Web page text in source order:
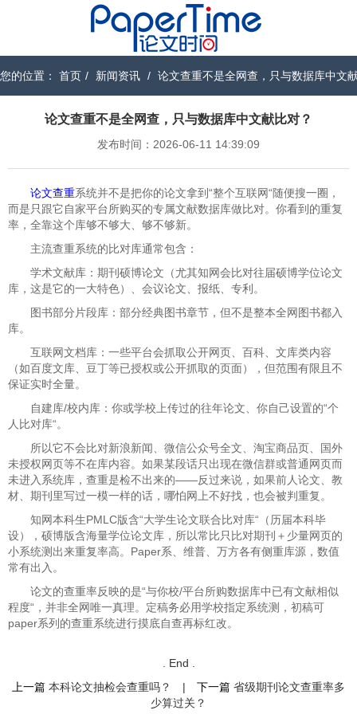
您的位置： 首页 / 新闻资讯 / 论文查重不是全网查，只与数据库中文
论文查重不是全网查，只与数据库中文献比对？
发布时间：2026-06-11 14:39:09
论文查重系统并不是把你的论文拿到“整个互联网“随便搜一圈，
而是只跟它自家平台所购买的专属文献数据库做比对。你看到的重复
率，全靠这个库够不够大、够不够新。
主流查重系统的比对库通常包含：
学术文献库：期刊硕博论文（尤其知网会比对往届硕博学位论文
库，这是它的一大特色）、会议论文、报纸、专利。
图书部分片段库：部分经典图书章节，但不是整本全网图书都入
库。
互联网文档库：一些平台会抓取公开网页、百科、文库类内容
（如百度文库、豆丁等已授权或公开抓取的页面），但范围有限且不
保证实时全量。
自建库/校内库：你或学校上传过的往年论文、你自己设置的“个
人比对库“。
所以它不会比对新浪新闻、微信公众号全文、淘宝商品页、国外
未授权网页等不在库内容。如果某段话只出现在微信群或普通网页而
未进入系统库，查重是检不出来的——反过来说，如果前人论文、教
材、期刊里写过一模一样的话，哪怕网上不好找，也会被判重复。
知网本科生PMLC版含“大学生论文联合比对库“（历届本科毕
设），硕博版含海量学位论文库，所以常比只比对期刊＋少量网页的
小系统测出来重复率高。Paper系、维普、万方各有侧重库源，数值
常有出入。
论文的查重率反映的是“与你校/平台所购数据库中已有文献相似
程度“，并非全网唯一真理。定稿务必用学校指定系统测，初稿可
paper系列的查重系统进行摸底自查再标红改。
. End .
上一篇 本科论文抽检会查重吗？ | 下一篇 省级期刊论文查重率多
少算过关？